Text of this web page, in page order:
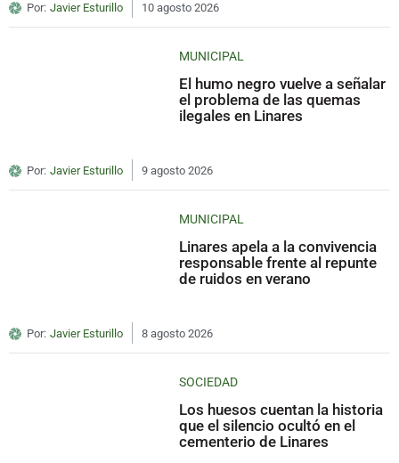
Por: Javier Esturillo 10 agosto 2026
MUNICIPAL
El humo negro vuelve a señalar
el problema de las quemas
ilegales en Linares
Por: Javier Esturillo 9 agosto 2026
MUNICIPAL
Linares apela a la convivencia
responsable frente al repunte
de ruidos en verano
Por: Javier Esturillo 8 agosto 2026
SOCIEDAD
Los huesos cuentan la historia
que el silencio ocultó en el
cementerio de Linares